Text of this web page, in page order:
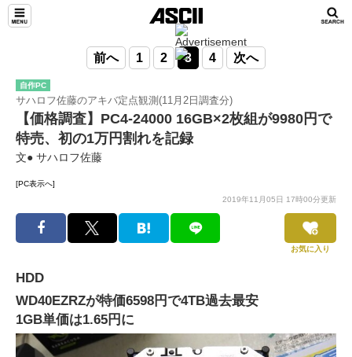
前へ 1 2 3 4 次へ
自作PC
サハロフ佐藤のアキバ定点観測(11月2日調査分)
【価格調査】PC4-24000 16GB×2枚組が9980円で
特売、初の1万円割れを記録
文● サハロフ佐藤
[PC表示へ]
2019年11月05日 17時00分更新
お気に入り
HDD
WD40EZRZが特価6598円で4TB過去最安
1GB単価は1.65円に